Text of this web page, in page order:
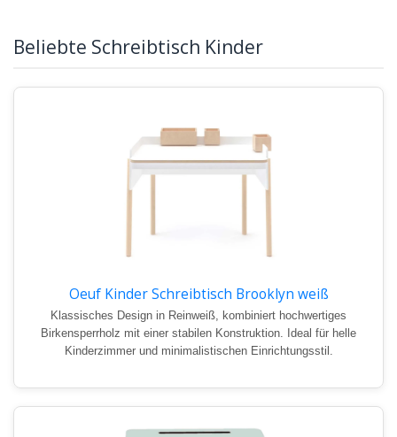
Beliebte Schreibtisch Kinder
Oeuf Kinder Schreibtisch Brooklyn weiß
Klassisches Design in Reinweiß, kombiniert hochwertiges
Birkensperrholz mit einer stabilen Konstruktion. Ideal für helle
Kinderzimmer und minimalistischen Einrichtungsstil.